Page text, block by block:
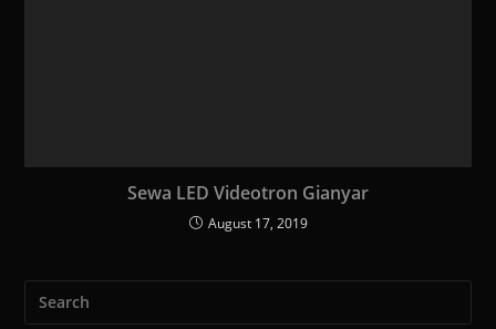
Sewa LED Videotron Gianyar
August 17, 2019